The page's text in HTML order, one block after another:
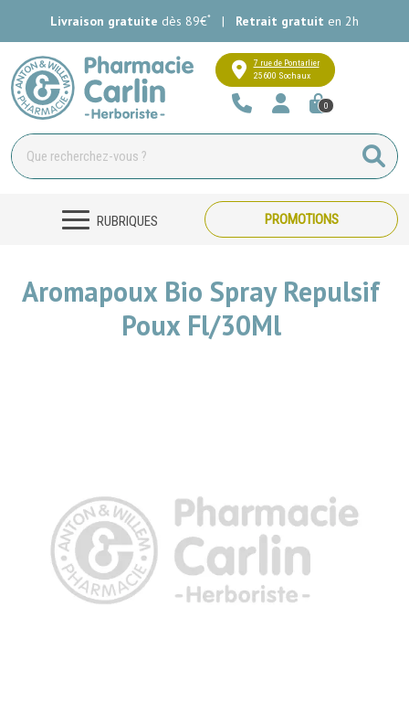
Livraison gratuite dès 89€* | Retrait gratuit en 2h
Pharmacie Carlin Votre
7 rue de Pontarlier
25600 Sochaux
0
RUBRIQUES PROMOTIONS
Aromapoux Bio Spray Repulsif
Poux Fl/30Ml